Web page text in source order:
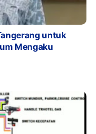
untuk
Mengaku